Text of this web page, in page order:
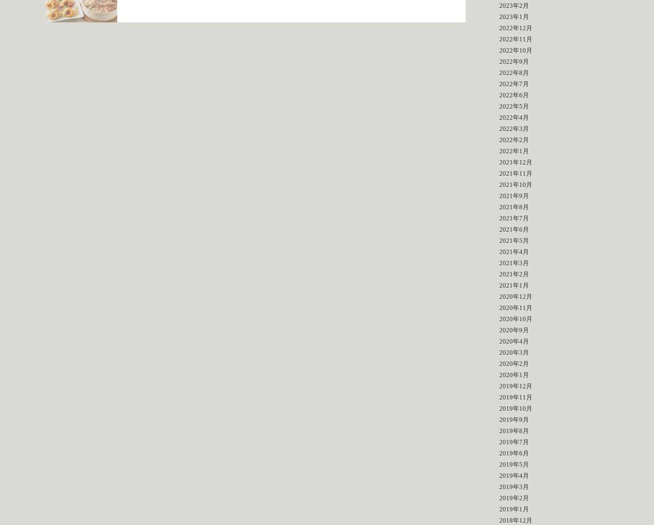
2023年2月
2023年1月
2022年12月
2022年11月
2022年10月
2022年9月
2022年8月
2022年7月
2022年6月
2022年5月
2022年4月
2022年3月
2022年2月
2022年1月
2021年12月
2021年11月
2021年10月
2021年9月
2021年8月
2021年7月
2021年6月
2021年5月
2021年4月
2021年3月
2021年2月
2021年1月
2020年12月
2020年11月
2020年10月
2020年9月
2020年4月
2020年3月
2020年2月
2020年1月
2019年12月
2019年11月
2019年10月
2019年9月
2019年8月
2019年7月
2019年6月
2019年5月
2019年4月
2019年3月
2019年2月
2019年1月
2018年12月